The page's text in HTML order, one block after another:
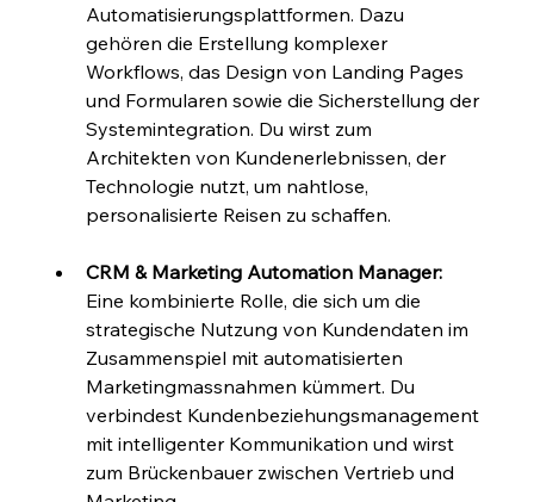
Automatisierungsplattformen. Dazu
gehören die Erstellung komplexer
Workflows, das Design von Landing Pages
und Formularen sowie die Sicherstellung der
Systemintegration. Du wirst zum
Architekten von Kundenerlebnissen, der
Technologie nutzt, um nahtlose,
personalisierte Reisen zu schaffen.
CRM & Marketing Automation Manager:
Eine kombinierte Rolle, die sich um die
strategische Nutzung von Kundendaten im
Zusammenspiel mit automatisierten
Marketingmassnahmen kümmert. Du
verbindest Kundenbeziehungsmanagement
mit intelligenter Kommunikation und wirst
zum Brückenbauer zwischen Vertrieb und